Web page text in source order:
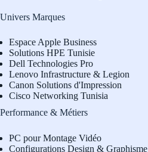
Univers Marques
Espace Apple Business
Solutions HPE Tunisie
Dell Technologies Pro
Lenovo Infrastructure & Legion
Canon Solutions d'Impression
Cisco Networking Tunisia
Performance & Métiers
PC pour Montage Vidéo
Configurations Design & Graphisme